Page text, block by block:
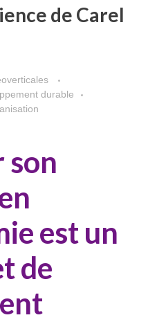
de Carel
durable
son
est un
de